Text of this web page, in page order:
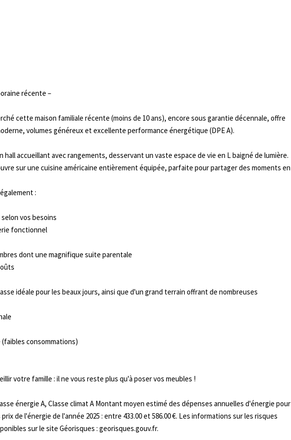
récente –
cette maison familiale récente (moins de 10 ans), encore sous garantie décennale, offre
volumes généreux et excellente performance énergétique (DPE A).
accueillant avec rangements, desservant un vaste espace de vie en L baigné de lumière.
sur une cuisine américaine entièrement équipée, parfaite pour partager des moments en
:
vos besoins
fonctionnel
dont une magnifique suite parentale
idéale pour les beaux jours, ainsi que d'un grand terrain offrant de nombreuses
consommations)
votre famille : il ne vous reste plus qu'à poser vos meubles !
énergie A, Classe climat A Montant moyen estimé des dépenses annuelles d'énergie pour
de l'énergie de l'année 2025 : entre 433.00 et 586.00 €. Les informations sur les risques
sur le site Géorisques : georisques.gouv.fr.